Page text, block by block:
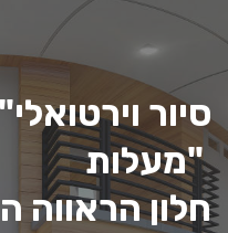
מעלות"